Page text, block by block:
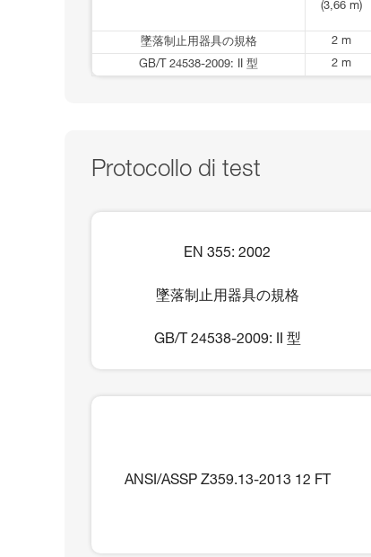
(3,66 m)
墜落制止用器具の規格 2 m
GB/T 24538-2009: II 型
2 m
Protocollo di test
EN 355: 2002
墜落制止用器具の規格
GB/T 24538-2009: II 型
ANSI/ASSP Z359.13-2013 12 FT